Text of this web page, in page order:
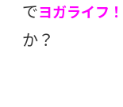
でヨガライフ！
か？